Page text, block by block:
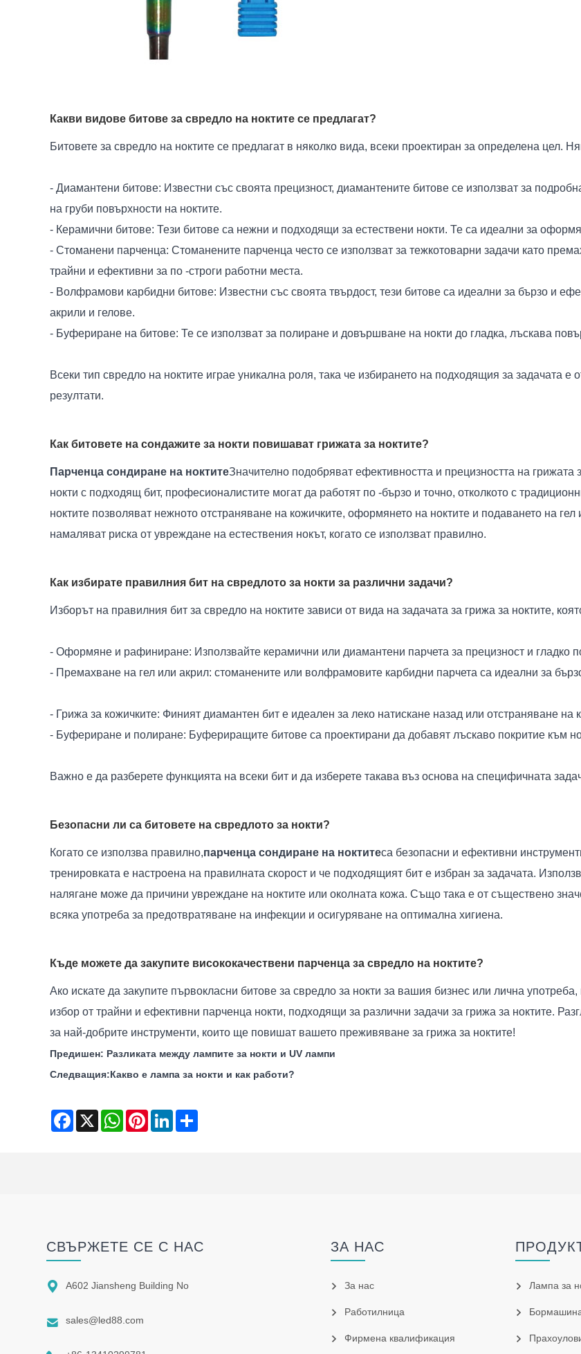
Какви видове битове за свредло на ноктите се предлагат?
Битовете за свредло на ноктите се предлагат в няколко вида, всеки проектиран за определена цел.
- Диамантени битове: Известни със своята прецизност, диамантените битове се използват за
на груби повърхности на ноктите.
- Керамични битове: Тези битове са нежни и подходящи за естествени нокти. Те са идеални за
- Стоманени парченца: Стоманените парченца често се използват за тежкотоварни задачи като
трайни и ефективни за по -строги работни места.
- Волфрамови карбидни битове: Известни със своята твърдост, тези битове са идеални за бързо и
акрили и гелове.
- Буфериране на битове: Те се използват за полиране и довършване на нокти до гладка, лъскава
Всеки тип свредло на ноктите играе уникална роля, така че избирането на подходящия за задачата
резултати.
Как битовете на сондажите за нокти повишават грижата за ноктите?
Парченца сондиране на ноктитеЗначително подобряват ефективността и прецизността на грижата
нокти с подходящ бит, професионалистите могат да работят по -бързо и точно, отколкото с
ноктите позволяват нежното отстраняване на кожичките, оформянето на ноктите и подаването на
намаляват риска от увреждане на естествения нокът, когато се използват правилно.
Как избирате правилния бит на свредлото за нокти за различни задачи?
Изборът на правилния бит за свредло на ноктите зависи от вида на задачата за грижа за ноктите,
- Оформяне и рафиниране: Използвайте керамични или диамантени парчета за прецизност и гладко
- Премахване на гел или акрил: стоманените или волфрамовите карбидни парчета са идеални за
- Грижа за кожичките: Финият диамантен бит е идеален за леко натискане назад или отстраняване
- Буфериране и полиране: Буфериращите битове са проектирани да добавят лъскаво покритие към
Важно е да разберете функцията на всеки бит и да изберете такава въз основа на специфичната
Безопасни ли са битовете на свредлото за нокти?
Когато се използва правилно,парченца сондиране на ноктитеса безопасни и ефективни
тренировката е настроена на правилната скорост и че подходящият бит е избран за задачата.
налягане може да причини увреждане на ноктите или околната кожа. Също така е от съществено
всяка употреба за предотвратяване на инфекции и осигуряване на оптимална хигиена.
Къде можете да закупите висококачествени парченца за свредло на ноктите?
Ако искате да закупите първокласни битове за свредло за нокти за вашия бизнес или лична употреба,
избор от трайни и ефективни парченца нокти, подходящи за различни задачи за грижа за ноктите.
за най-добрите инструменти, които ще повишат вашето преживяване за грижа за ноктите!
Предишен: ‌ Разликата между лампите за нокти и UV лампи
Следващия:Какво е лампа за нокти и как работи?
Facebook
X WhatsAppPinterestLinkedIn
СВЪРЖЕТЕ СЕ С НАС
 A602 Jiansheng Building No
 sales@led88.com
ЗА НАС
За нас
Работилница
Фирмена квалификация
Лампа за